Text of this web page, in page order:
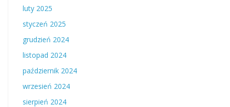
luty 2025
styczeń 2025
grudzień 2024
listopad 2024
październik 2024
wrzesień 2024
sierpień 2024